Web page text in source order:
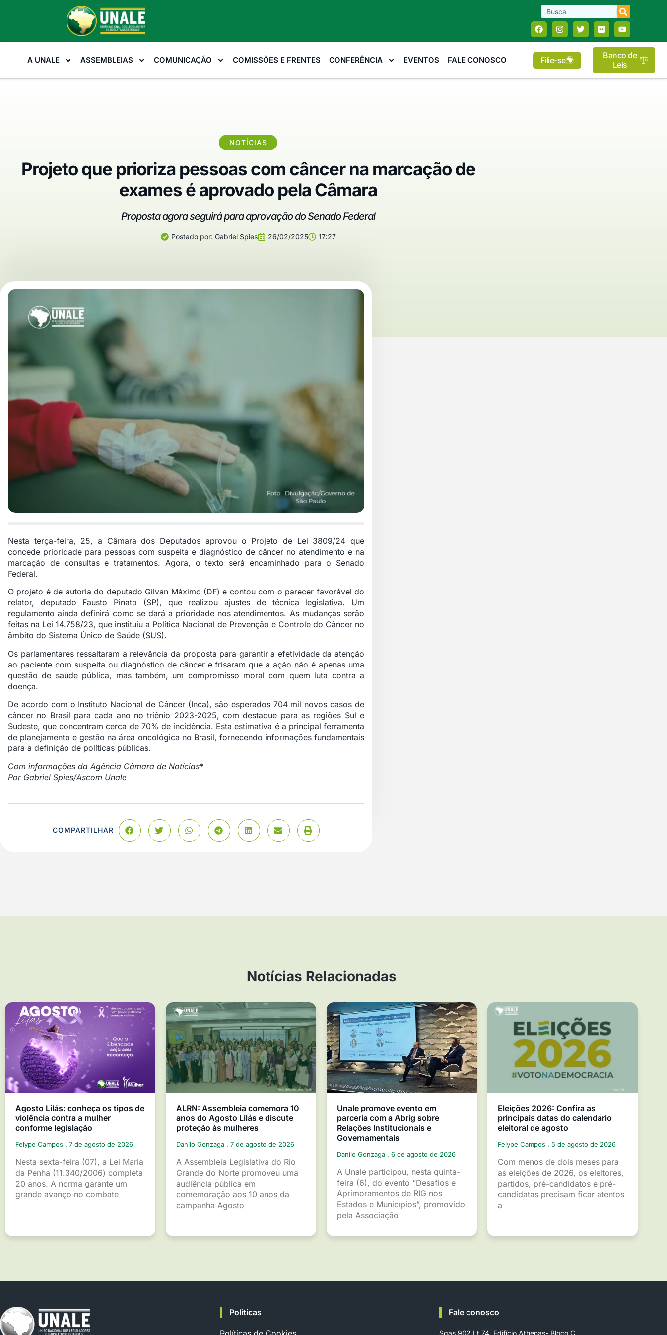
A UNALE ASSEMBLEIAS COMUNICAÇÃO COMISSÕES E FRENTES CONFERÊNCIA EVENTOS FALE CONOSCO Filie-se
Banco de
Leis
NOTÍCIAS
Projeto que prioriza pessoas com câncer na marcação de
exames é aprovado pela Câmara
Proposta agora seguirá para aprovação do Senado Federal
Postado por: Gabriel Spies 26/02/2025 17:27
Nesta terça-feira, 25, a Câmara dos Deputados aprovou o Projeto de Lei 3809/24 que
concede prioridade para pessoas com suspeita e diagnóstico de câncer no atendimento e na
marcação de consultas e tratamentos. Agora, o texto será encaminhado para o Senado
Federal.
O projeto é de autoria do deputado Gilvan Máximo (DF) e contou com o parecer favorável do
relator, deputado Fausto Pinato (SP), que realizou ajustes de técnica legislativa. Um
regulamento ainda definirá como se dará a prioridade nos atendimentos. As mudanças serão
feitas na Lei 14.758/23, que instituiu a Política Nacional de Prevenção e Controle do Câncer no
âmbito do Sistema Único de Saúde (SUS).
Os parlamentares ressaltaram a relevância da proposta para garantir a efetividade da atenção
ao paciente com suspeita ou diagnóstico de câncer e frisaram que a ação não é apenas uma
questão de saúde pública, mas também, um compromisso moral com quem luta contra a
doença.
De acordo com o Instituto Nacional de Câncer (Inca), são esperados 704 mil novos casos de
câncer no Brasil para cada ano no triênio 2023-2025, com destaque para as regiões Sul e
Sudeste, que concentram cerca de 70% de incidência. Esta estimativa é a principal ferramenta
de planejamento e gestão na área oncológica no Brasil, fornecendo informações fundamentais
para a definição de políticas públicas.
Com informações da Agência Câmara de Notícias*
Por Gabriel Spies/Ascom Unale
COMPARTILHAR
Notícias Relacionadas
Agosto Lilás: conheça os tipos de
violência contra a mulher
conforme legislação
Felype Campos 7 de agosto de 2026
Nesta sexta-feira (07), a Lei Maria
da Penha (11.340/2006) completa
20 anos. A norma garante um
grande avanço no combate
ALRN: Assembleia comemora 10
anos do Agosto Lilás e discute
proteção às mulheres
Danilo Gonzaga 7 de agosto de 2026
A Assembleia Legislativa do Rio
Grande do Norte promoveu uma
audiência pública em
comemoração aos 10 anos da
campanha Agosto
Unale promove evento em
parceria com a Abrig sobre
Relações Institucionais e
Governamentais
Danilo Gonzaga 6 de agosto de 2026
A Unale participou, nesta quinta-
feira (6), do evento “Desafios e
Aprimoramentos de RIG nos
Estados e Municípios”, promovido
pela Associação
Eleições 2026: Confira as
principais datas do calendário
eleitoral de agosto
Felype Campos 5 de agosto de 2026
Com menos de dois meses para
as eleições de 2026, os eleitores,
partidos, pré-candidatos e pré-
candidatas precisam ficar atentos
a
Políticas
Políticas de Cookies
Fale conosco
Sgas 902 Lt 74, Edifício Athenas- Bloco C,